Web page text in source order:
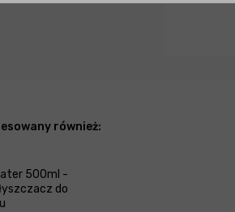
również:
500ml -
do